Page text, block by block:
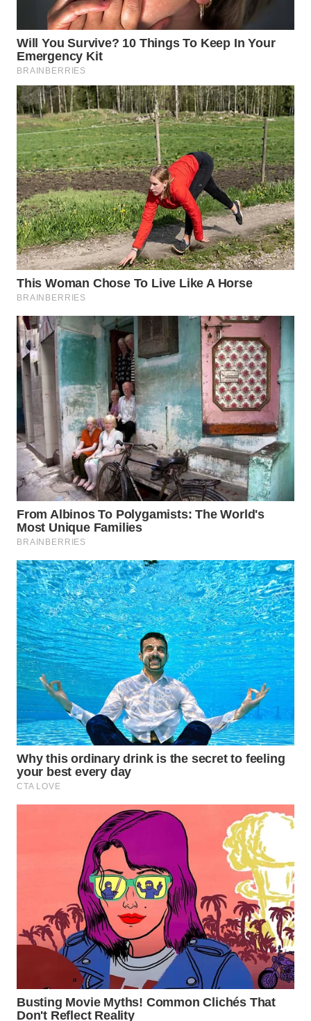
WAHANA
OTOMOTIF
WAHANA
WAHANA
DESA
WISATA
LAPAK
WAHANA
Wahana
Network
KONSUMEN
LISTRIK
MASYARAKAT
KELISTRIKAN
WALINKI
ID
MAWAKA
ID
MARTABAT
NET
PLN
MKLI
LPKKI
LKKI
KOPEKLIN
PORTAL
KONSUMEN
FORWAMKI
NEWS
SITUNGIR
SIDIKALANG
NEWS